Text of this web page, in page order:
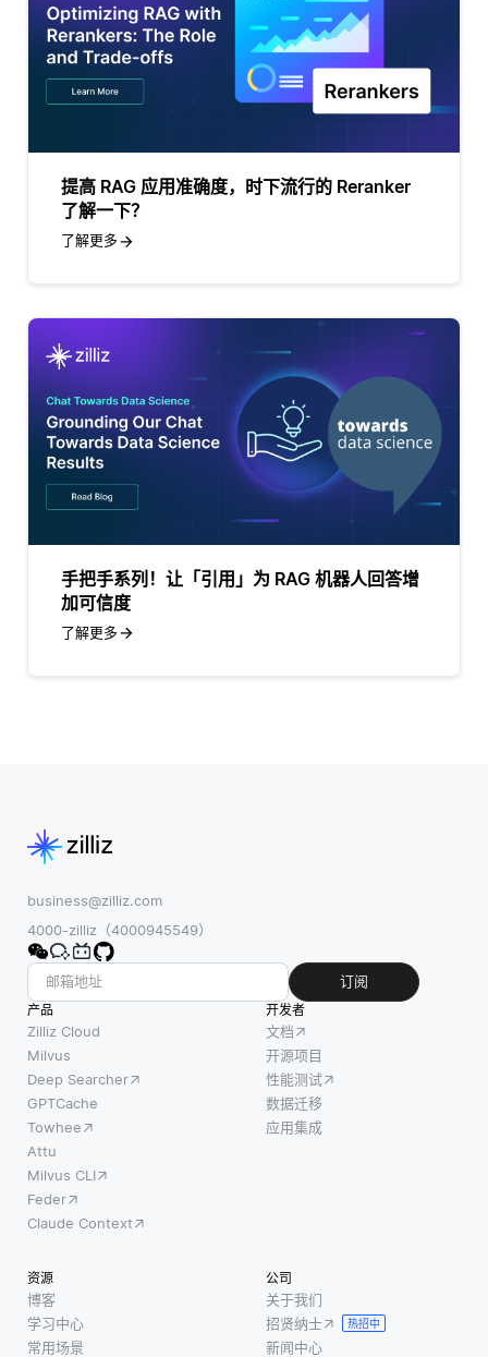
提高 RAG 应用准确度，时下流行的 Reranker
了解一下？
了解更多
手把手系列！让「引用」为 RAG 机器人回答增
加可信度
了解更多
business@zilliz.com
4000-zilliz（4000945549）
订阅
产品
Zilliz Cloud
Milvus
Deep Searcher
GPTCache
Towhee
Attu
Milvus CLI
Feder
Claude Context
开发者
文档
开源项目
性能测试
数据迁移
应用集成
资源
博客
学习中心
常用场景
公司
关于我们
招贤纳士
热招中
新闻中心